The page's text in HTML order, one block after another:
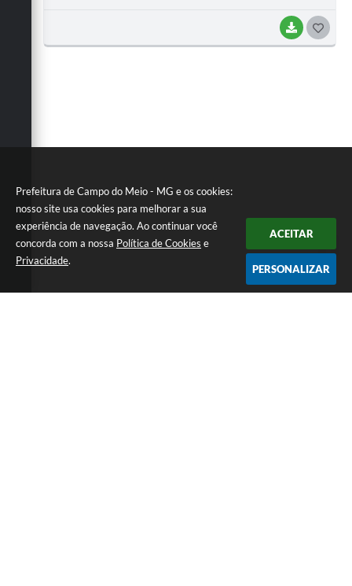
Prefeitura de Campo do Meio - MG e os cookies:
nosso site usa cookies para melhorar a sua
experiência de navegação. Ao continuar você
concorda com a nossa Política de Cookies e
Privacidade.
ACEITAR
PERSONALIZAR
BAIXAR